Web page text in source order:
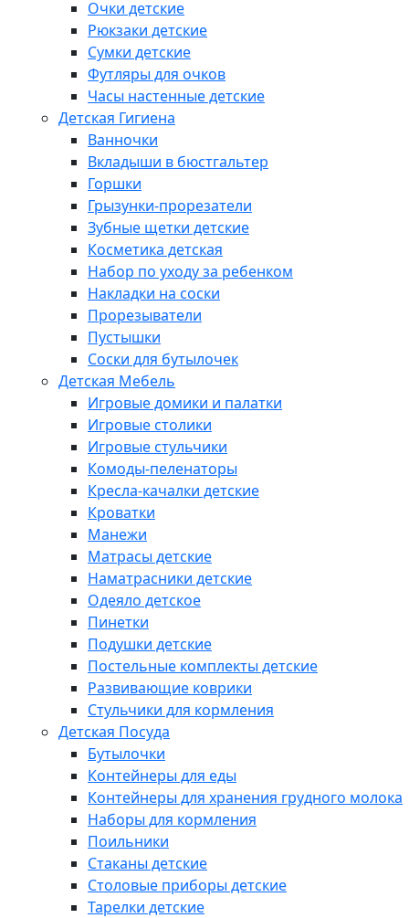
Очки детские
Рюкзаки детские
Сумки детские
Футляры для очков
Часы настенные детские
Детская Гигиена
Ванночки
Вкладыши в бюстгальтер
Горшки
Грызунки-прорезатели
Зубные щетки детские
Косметика детская
Набор по уходу за ребенком
Накладки на соски
Прорезыватели
Пустышки
Соски для бутылочек
Детская Мебель
Игровые домики и палатки
Игровые столики
Игровые стульчики
Комоды-пеленаторы
Кресла-качалки детские
Кроватки
Манежи
Матрасы детские
Наматрасники детские
Одеяло детское
Пинетки
Подушки детские
Постельные комплекты детские
Развивающие коврики
Стульчики для кормления
Детская Посуда
Бутылочки
Контейнеры для еды
Контейнеры для хранения грудного молока
Наборы для кормления
Поильники
Стаканы детские
Столовые приборы детские
Тарелки детские